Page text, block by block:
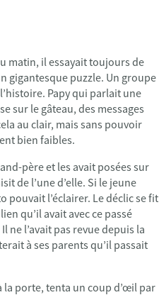
matin, il essayait toujours de
gigantesque puzzle. Un groupe
Papy qui parlait une
sur le gâteau, des messages
au clair, mais sans pouvoir
bien faibles.
père et les avait posées sur
de l’une d’elle. Si le jeune
pouvait l’éclairer. Le déclic se fit
qu’il avait avec ce passé
ne l’avait pas revue depuis la
à ses parents qu’il passait
la porte, tenta un coup d’œil par